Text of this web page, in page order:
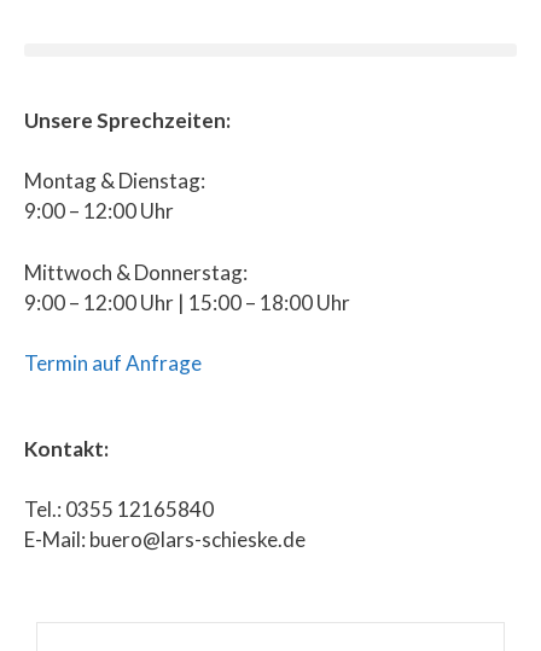
Unsere Sprechzeiten:
Montag & Dienstag:
9:00 – 12:00 Uhr
Mittwoch & Donnerstag:
9:00 – 12:00 Uhr | 15:00 – 18:00 Uhr
Termin auf Anfrage
Kontakt:
Tel.: 0355 12165840
E-Mail: buero@lars-schieske.de